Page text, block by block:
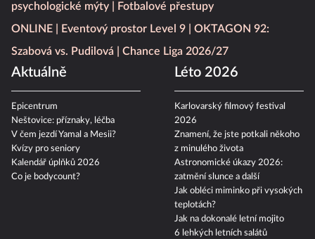
psychologické mýty
Fotbalové přestupy
ONLINE
Eventový prostor Level 9
OKTAGON 92:
Szabová vs. Pudilová
Chance Liga 2026/27
Aktuálně
Epicentrum
Neštovice: příznaky, léčba
V čem jezdí Yamal a Mesii?
Kvízy pro seniory
Kalendář úplňků 2026
Co je bodycount?
Léto 2026
Karlovarský filmový festival
2026
Znamení, že jste potkali někoho
z minulého života
Astronomické úkazy 2026:
zatmění slunce a další
Jak obléci miminko při vysokých
teplotách?
Jak na dokonalé letní mojito
6 lehkých letních salátů